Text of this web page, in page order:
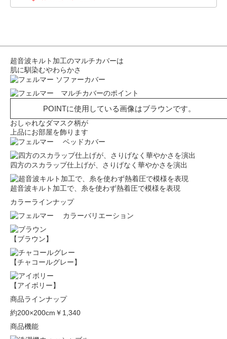
超音波キルト加工のマルチカバーは
肌に馴染むやわらかさ
POINTに使用している画像はブラウンです。
おしゃれなダマスク柄が
上品にお部屋を飾ります
四方のスカラップ仕上げが、さりげなく華やかさを演出
超音波キルト加工で、糸を使わず熱着圧で模様を表現
カラーラインナップ
【ブラウン】
【チャコールグレー】
【アイボリー】
商品ラインナップ
約200×200cm ￥1,340
商品機能